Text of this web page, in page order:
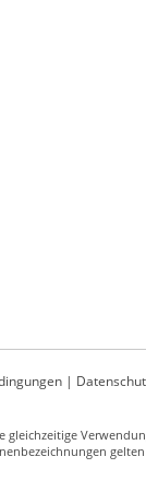
|
gleichzeitige